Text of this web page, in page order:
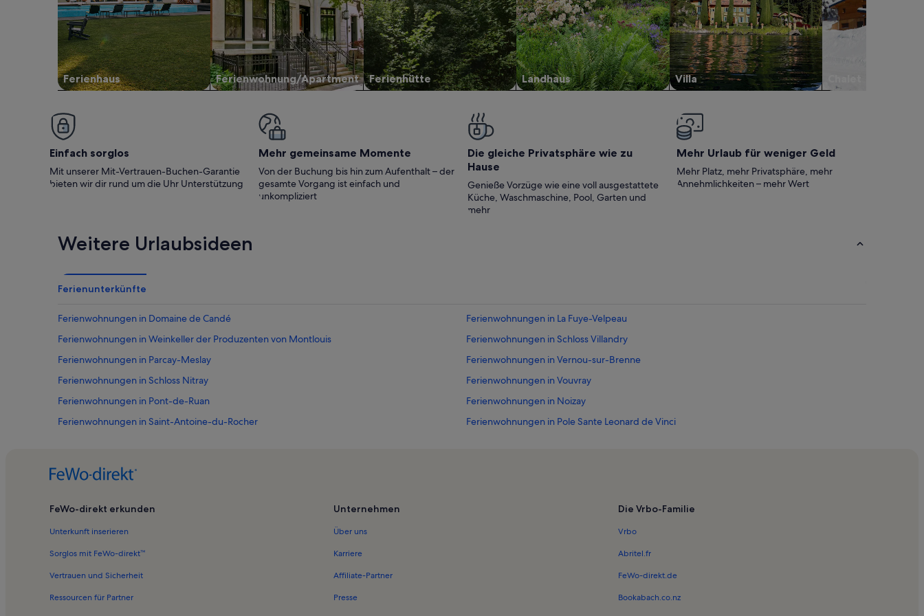
Ferienhaus Ferienwohnung/Apartment Ferienhütte Landhaus Villa
Einfach sorglos
Mit unserer Mit-Vertrauen-Buchen-Garantie
bieten wir dir rund um die Uhr Unterstützung
Mehr gemeinsame Momente
Von der Buchung bis hin zum Aufenthalt – der
gesamte Vorgang ist einfach und
unkompliziert
Die gleiche Privatsphäre wie zu
Hause
Genieße Vorzüge wie eine voll ausgestattete
Küche, Waschmaschine, Pool, Garten und
mehr
Mehr Urlaub für weniger Geld
Mehr Platz, mehr Privatsphäre, mehr
Annehmlichkeiten – mehr Wert
Weitere Urlaubsideen
Ferienunterkünfte
Ferienwohnungen in Domaine de Candé
Ferienwohnungen in La Fuye-Velpeau
Ferienwohnungen in Weinkeller der Produzenten von Montlouis
Ferienwohnungen in Schloss Villandry
Ferienwohnungen in Parcay-Meslay
Ferienwohnungen in Vernou-sur-Brenne
Ferienwohnungen in Schloss Nitray
Ferienwohnungen in Vouvray
Ferienwohnungen in Pont-de-Ruan
Ferienwohnungen in Noizay
Ferienwohnungen in Saint-Antoine-du-Rocher
Ferienwohnungen in Pole Sante Leonard de Vinci
Ferienwohnungen in Didier Champalou
Ferienwohnungen in Berthenay
Ferienwohnungen in Zentrum für zeitgenössische Kunst Olivier Debré
FeWo-direkt erkunden
Unterkunft inserieren
Sorglos mit FeWo-direkt™
Vertrauen und Sicherheit
Ressourcen für Partner
Unternehmen
Über uns
Karriere
Affiliate-Partner
Presse
Die Vrbo-Familie
Vrbo
Abritel.fr
FeWo-direkt.de
Bookabach.co.nz